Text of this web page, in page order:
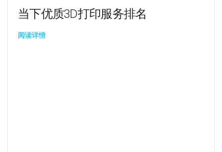
当下优质3D打印服务排名
阅读详情